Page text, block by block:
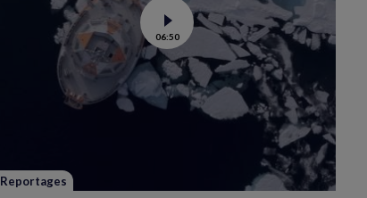
Voir
la
vidéo
de
Tara
Polar
station
:
la
06:50
Reportages